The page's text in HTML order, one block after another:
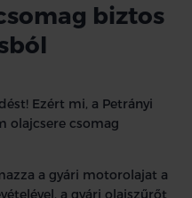
biztos
Ezért mi, a Petrányi
olajcsere csomag
a gyári motorolajat a
a gyári olajszűrőt